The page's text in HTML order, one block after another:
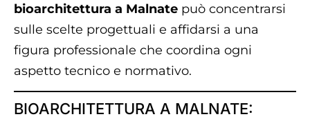
bioarchitettura a Malnate può concentrarsi
sulle scelte progettuali e affidarsi a una
figura professionale che coordina ogni
aspetto tecnico e normativo.
BIOARCHITETTURA A MALNATE: